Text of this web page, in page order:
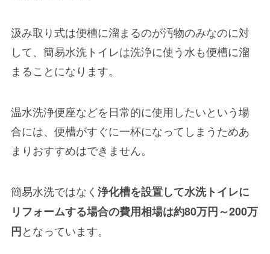
汲み取り式は便槽に溜まるのが汚物のみなのに対
して、簡易水洗トイレは洗浄に使う水も便槽に溜
まることになります。
温水洗浄便座などを日常的に使用したいという場
合には、便槽がすぐに一杯になってしまうためあ
まりおすすめはできません。
簡易水洗ではなく 浄化槽を設置して水洗トイレに
リフォームする場合の費用相場は約80万円～200万
円となっています。